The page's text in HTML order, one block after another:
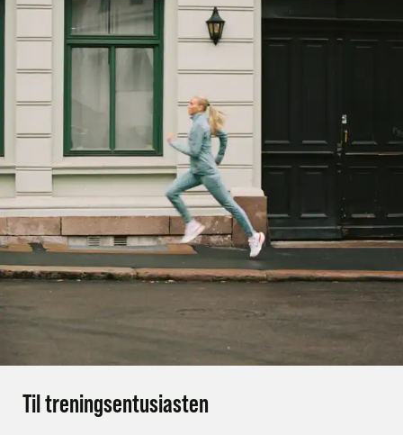
Til treningsentusiasten